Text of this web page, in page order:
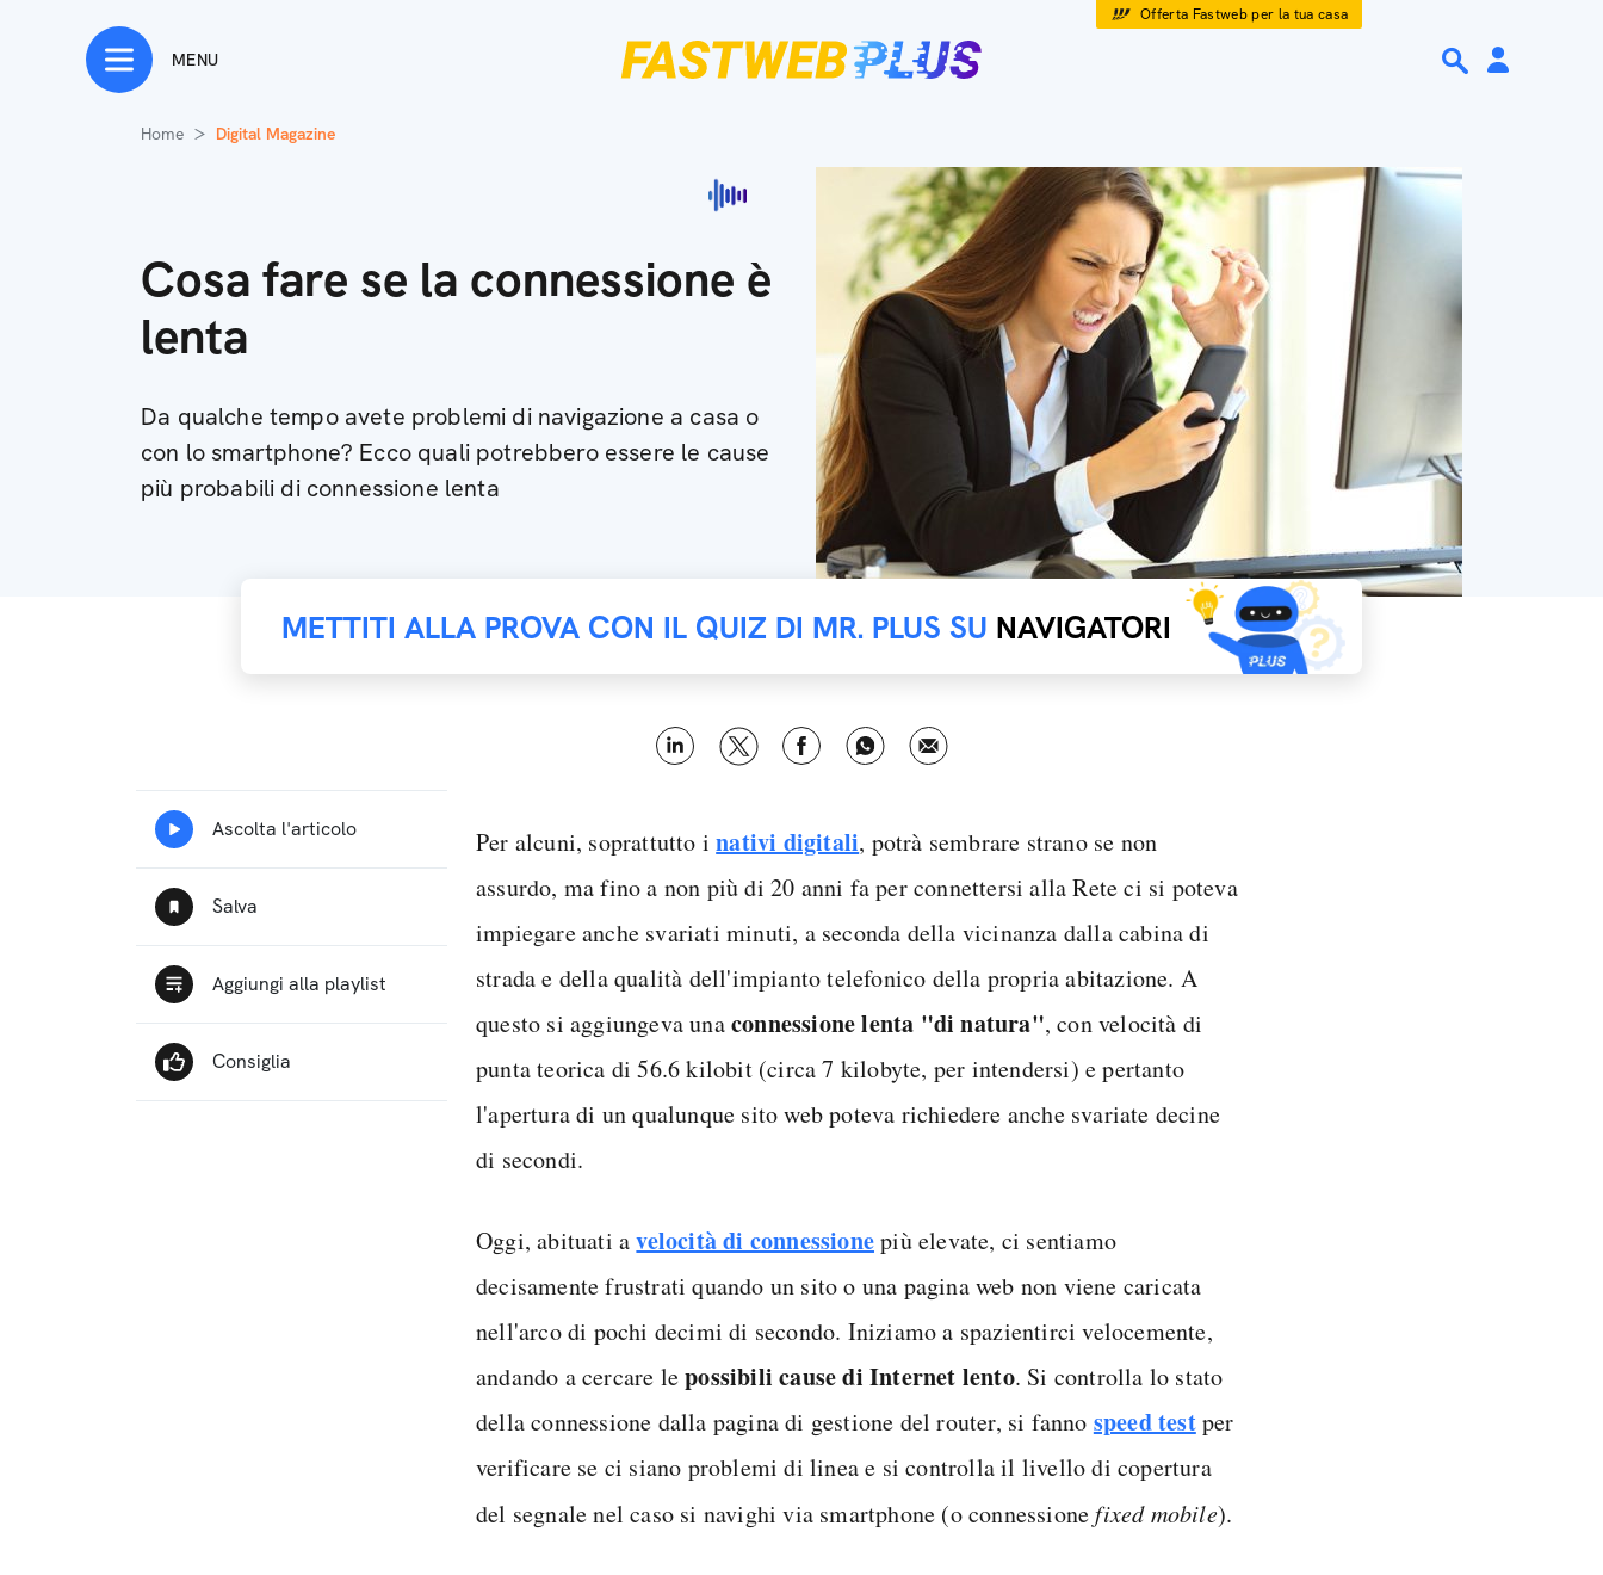
Offerta Fastweb per la tua casa
MENU
Home Digital Magazine
Cosa fare se la connessione è
lenta
Da qualche tempo avete problemi di navigazione a casa o
con lo smartphone? Ecco quali potrebbero essere le cause
più probabili di connessione lenta
METTITI ALLA PROVA CON IL QUIZ DI MR. PLUS SU NAVIGATORI
Per alcuni, soprattutto inativi digitali, potrà sembrare strano se non
assurdo, ma fino a non più di 20 anni fa per connettersi alla Rete ci si poteva
impiegare anche svariati minuti, a seconda della vicinanza dalla cabina di
strada e della qualità dell'impianto telefonico della propria abitazione. A
questo si aggiungeva unaconnessione lenta "di natura", con velocità di
punta teorica di 56.6 kilobit (circa 7 kilobyte, per intendersi) e pertanto
l'apertura di un qualunque sito web poteva richiedere anche svariate decine
di secondi.
Oggi, abituati avelocità di connessionepiù elevate, ci sentiamo
decisamente frustrati quando un sito o una pagina web non viene caricata
nell'arco di pochi decimi di secondo. Iniziamo a spazientirci velocemente,
andando a cercare lepossibili cause di Internet lento. Si controlla lo stato
della connessione dalla pagina di gestione del router, si fanno speed testper
verificare se ci siano problemi di linea e si controlla il livello di copertura
del segnale nel caso si navighi via smartphone (o connessionefixed mobile).